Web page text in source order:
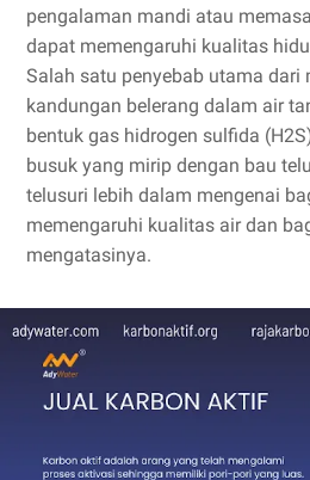
pengalaman mandi atau
dapat memengaruhi kualitas
Salah satu penyebab utama dari
kandungan belerang dalam air
bentuk gas hidrogen sulfida
busuk yang mirip dengan bau
telusuri lebih dalam mengenai
memengaruhi kualitas air dan
mengatasinya.